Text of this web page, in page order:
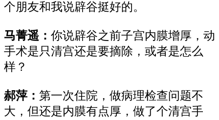
个朋友和我说辟谷挺好的。
马菁遥： 你说辟谷之前子宫内膜增厚，动
手术是只清宫还是要摘除，或者是怎么
样？
郝萍： 第一次住院，做病理检查问题不
大，但还是内膜有点厚，做了个清宫手